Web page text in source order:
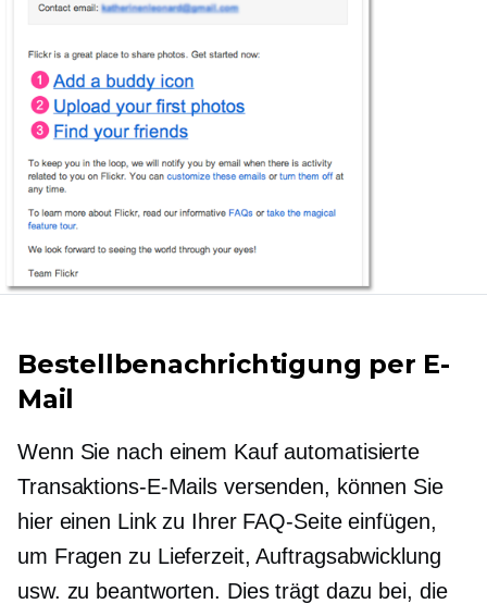
Bestellbenachrichtigung per E-
Mail
Wenn Sie nach einem Kauf automatisierte
Transaktions-E-Mails versenden, können Sie
hier einen Link zu Ihrer FAQ-Seite einfügen,
um Fragen zu Lieferzeit, Auftragsabwicklung
usw. zu beantworten. Dies trägt dazu bei, die